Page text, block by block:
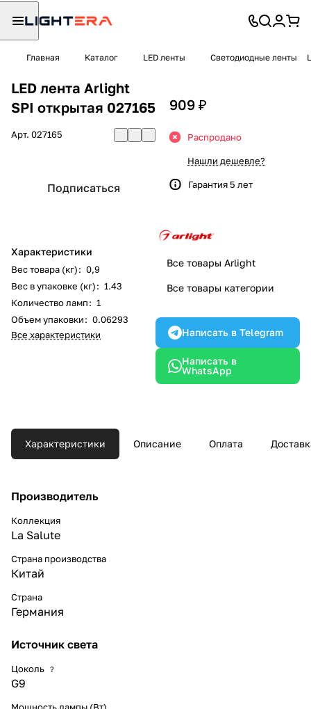
Главная Каталог LED ленты Светодиодные ленты
LED лента Arlight
SPI открытая 027165
Арт. 027165
Подписаться
Характеристики
Вес товара (кг): 0,9
Вес в упаковке (кг): 1.43
Количество ламп: 1
Объем упаковки: 0.06293
Все характеристики
909 ₽
Распродано
Нашли дешевле?
Гарантия 5 лет
Все товары Arlight
Все товары категории
Написать в Telegram
Написать в
WhatsApp
Характеристики Описание Оплата
Производитель
Коллекция
La Salute
Страна производства
Китай
Страна
Германия
Источник света
Цоколь ?
G9